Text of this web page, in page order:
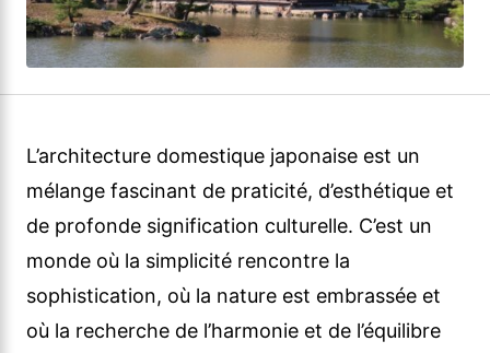
L’architecture domestique japonaise est un
mélange fascinant de praticité, d’esthétique et
de profonde signification culturelle. C’est un
monde où la simplicité rencontre la
sophistication, où la nature est embrassée et
où la recherche de l’harmonie et de l’équilibre